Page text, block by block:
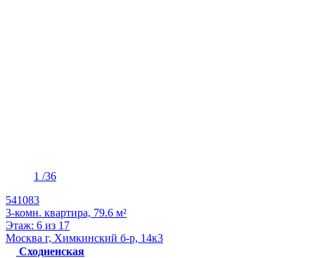
1 /36
541083
3-комн. квартира, 79.6 м²
Этаж: 6 из 17
Москва г, Химкинский б-р, 14к3
Сходненская